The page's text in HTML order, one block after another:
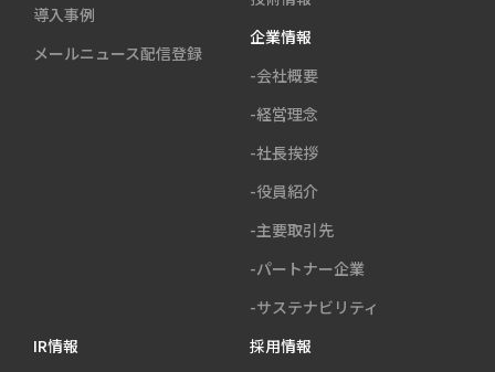
導入事例
メールニュース配信登録
企業情報
-会社概要
-経営理念
-社長挨拶
-役員紹介
-主要取引先
-パートナー企業
-サステナビリティ
IR情報
採用情報